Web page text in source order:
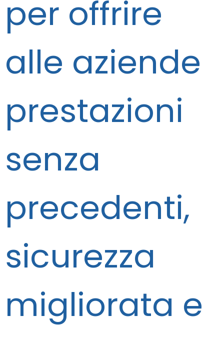
per offrire
alle aziende
prestazioni
senza
precedenti,
sicurezza
migliorata e